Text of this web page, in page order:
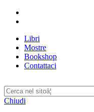
Libri
Mostre
Bookshop
Contattaci
Chiudi